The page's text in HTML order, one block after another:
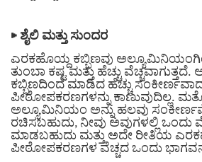
▶ ಶೈಲಿ ಮತ್ತು ಸುಂದರ
ಎರಕಹೊಯ್ದ ಕಬ್ಬಿಣವು
ತುಂಬಾ ಕಷ್ಟ ಮತ್ತು ಹೆಚ್ಚು ವೆಚ್ಚವಾಗುತ್ತದೆ.
ಕಬ್ಬಿಣದಿಂದ ಮಾಡಿದ ಹೆಚ್ಚು
ಪೀಠೋಪಕರಣಗಳನ್ನು ಕಾಣುವುದಿಲ್ಲ.
ಅಲ್ಯೂಮಿನಿಯಂ ಅನ್ನು ಹಲವು
ರಚಿಸಬಹುದು, ನೀವು ಅವುಗಳಲ್ಲಿ ಒಂದು
ಮಾಡಬಹುದು ಮತ್ತು ಅದೇ ರೀತಿಯ
ಪೀಠೋಪಕರಣಗಳ ವೆಚ್ಚದ ಒಂದು